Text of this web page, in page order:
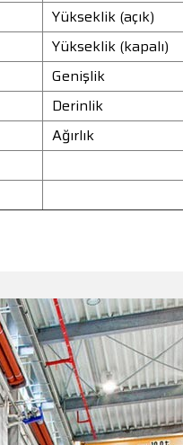
Yükseklik (açık)
Yükseklik (kapalı)
Genişlik
Derinlik
Ağırlık